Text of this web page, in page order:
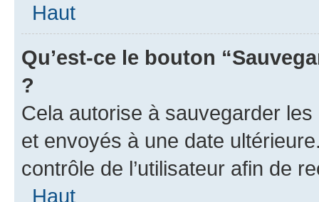
Haut
Qu’est-ce le bouton
?
Cela autorise à sauvegarder
et envoyés à une date
contrôle de l’utilisateur afin de
Haut